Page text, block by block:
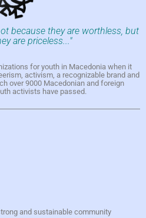
because they are worthless, but
are priceless..."
for youth in Macedonia when it
activism, a recognizable brand and
over 9000 Macedonian and foreign
activists have passed.
and sustainable community